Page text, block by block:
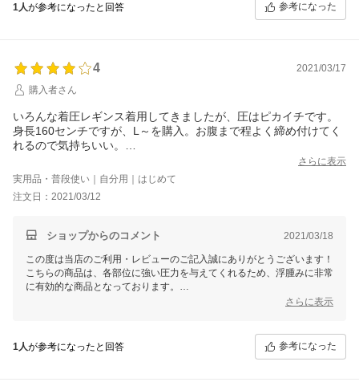
1人が参考になったと回答 参考になった
4
2021/03/17
購入者さん
いろんな着圧レギンス着用してきましたが、圧はピカイチです。
身長160センチですが、L～を購入。お腹まで程よく締め付けてく
れるので気持ちいい。
さらに表示
実用品・普段使い｜自分用｜はじめて
注文日：2021/03/12
ショップからのコメント 2021/03/18
この度は当店のご利用・レビューのご記入誠にありがとうございます！
こちらの商品は、各部位に強い圧力を与えてくれるため、浮腫みに非常
に有効的な商品となっております。
姉妹店舗「補正屋」でも補正下着をより多く取り揃えておりますので
さらに表示
1人が参考になったと回答 参考になった